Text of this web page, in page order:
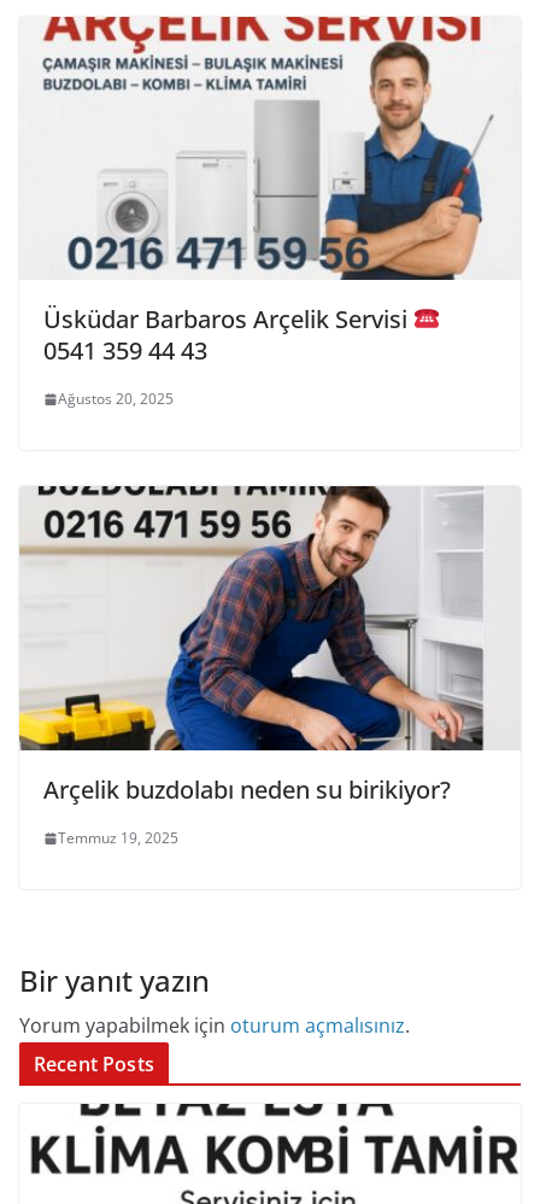
Üsküdar Barbaros Arçelik Servisi
0541 359 44 43
Ağustos 20, 2025
Arçelik buzdolabı neden su birikiyor?
Temmuz 19, 2025
Bir yanıt yazın
Yorum yapabilmek için oturum açmalısınız.
Recent Posts